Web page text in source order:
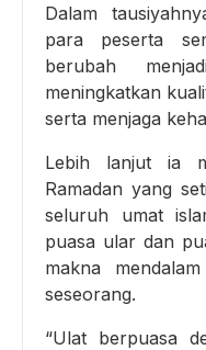
Dalam
para peserta
berubah
meningkatkan
serta menjaga
Lebih lanjut ia
Ramadan yang
seluruh umat
puasa ular dan
makna
seseorang.
“Ulat berpuasa